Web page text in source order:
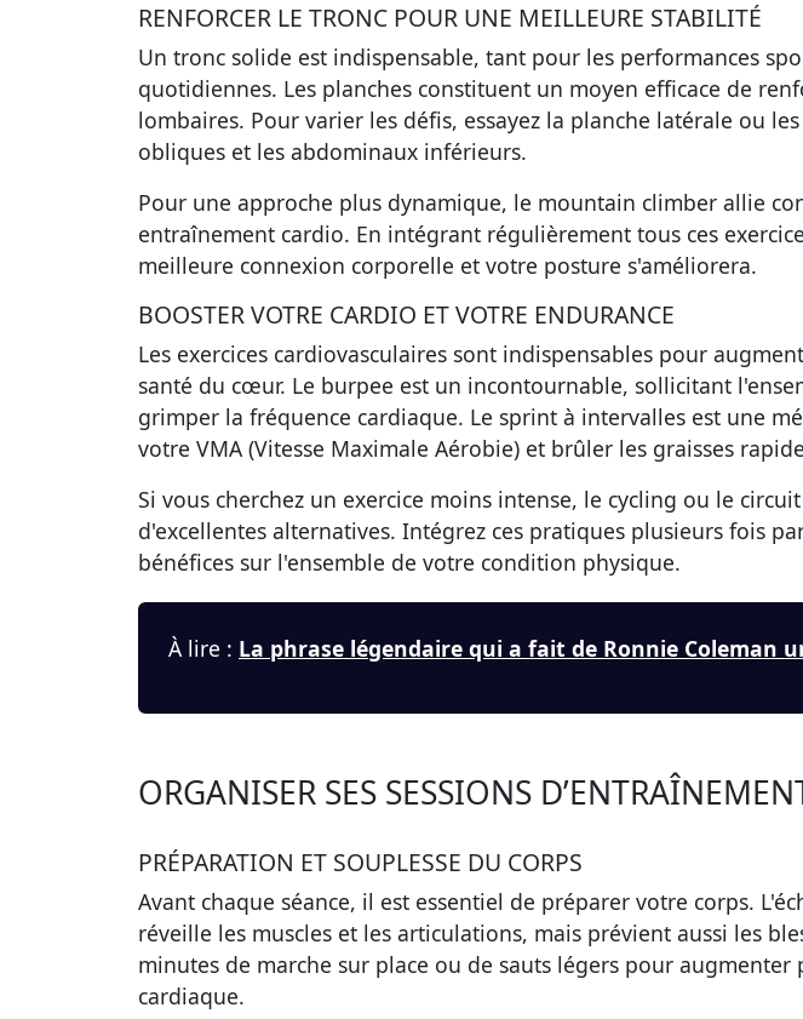
RENFORCER LE TRONC POUR UNE MEILLEURE STABILITÉ
Un tronc solide est indispensable, tant pour les performances
quotidiennes. Les planches constituent un moyen efficace de
lombaires. Pour varier les défis, essayez la planche latérale ou les
obliques et les abdominaux inférieurs.
Pour une approche plus dynamique, le mountain climber allie
entraînement cardio. En intégrant régulièrement tous ces
meilleure connexion corporelle et votre posture s'améliorera.
BOOSTER VOTRE CARDIO ET VOTRE ENDURANCE
Les exercices cardiovasculaires sont indispensables pour
santé du cœur. Le burpee est un incontournable, sollicitant
grimper la fréquence cardiaque. Le sprint à intervalles est une
votre VMA (Vitesse Maximale Aérobie) et brûler les graisses
Si vous cherchez un exercice moins intense, le cycling ou le
d'excellentes alternatives. Intégrez ces pratiques plusieurs fois
bénéfices sur l'ensemble de votre condition physique.
À lire : La phrase légendaire qui a fait de Ronnie Coleman
ORGANISER SES SESSIONS
PRÉPARATION ET SOUPLESSE DU CORPS
Avant chaque séance, il est essentiel de préparer votre corps.
réveille les muscles et les articulations, mais prévient aussi les
minutes de marche sur place ou de sauts légers pour
cardiaque.